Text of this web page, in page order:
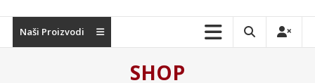
Naši Proizvodi
SHOP